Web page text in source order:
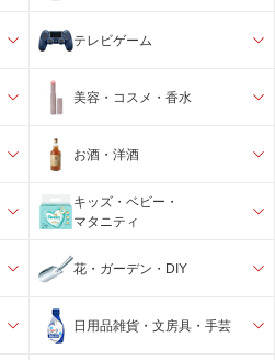
テレビゲーム
美容・コスメ・香水
お酒・洋酒
キッズ・ベビー・
マタニティ
花・ガーデン・DIY
日用品雑貨・文房具・手芸